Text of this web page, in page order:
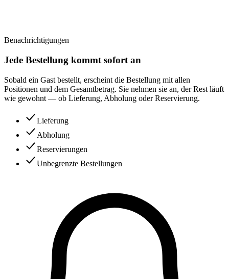
Benachrichtigungen
Jede Bestellung kommt sofort an
Sobald ein Gast bestellt, erscheint die Bestellung mit allen
Positionen und dem Gesamtbetrag. Sie nehmen sie an, der Rest läuft
wie gewohnt — ob Lieferung, Abholung oder Reservierung.
Lieferung
Abholung
Reservierungen
Unbegrenzte Bestellungen